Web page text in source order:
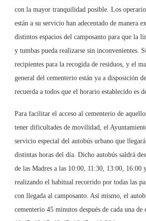
con la mayor tranquilidad posible. Los
están a su servicio han adecentado de manera
distintos espacios del camposanto para que la
y tumbas pueda realizarse sin inconvenientes.
recipientes para la recogida de residuos, y el
general del cementerio están ya a disposición
recuerda a todos que el horario establecido es
Para facilitar el acceso al cementerio de
tener dificultades de movilidad, el
servicio especial del autobús urbano que
distintas horas del día. Dicho autobús saldrá
de las Madres a las 10:00, 11:30, 13:00, 16:00
realizando el habitual recorrido por todas las
con llegada al camposanto. Así mismo, el
cementerio 45 minutos después de cada una de